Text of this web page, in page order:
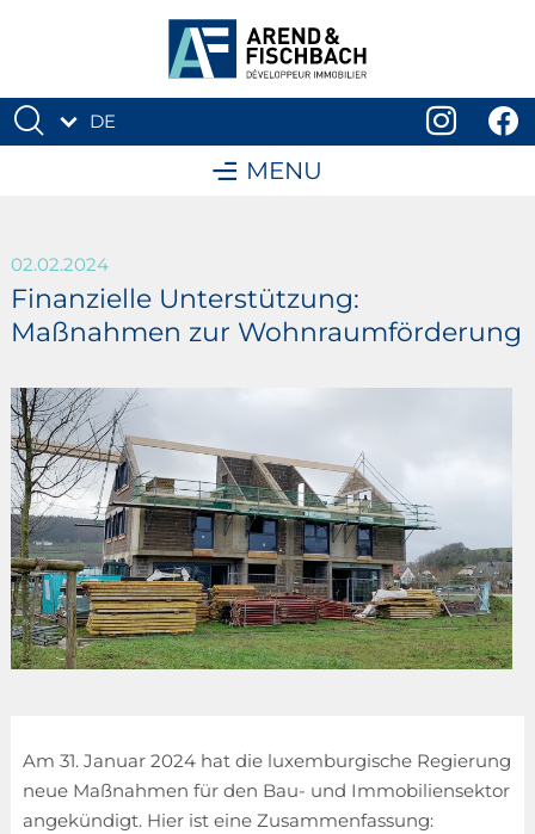
DE
MENU
02.02.2024
Finanzielle Unterstützung:
Maßnahmen zur Wohnraumförderung
Am 31. Januar 2024 hat die luxemburgische Regierung
neue Maßnahmen für den Bau- und Immobiliensektor
angekündigt. Hier ist eine Zusammenfassung: